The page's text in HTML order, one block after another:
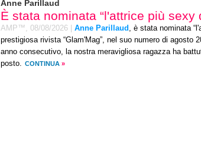
Anne Parillaud
È stata nominata “l'attrice più sexy
AMP™, 08/08/2026 Anne Parillaud , è stata nominata
prestigiosa rivista “Glam'Mag”, nel suo numero di agosto
anno consecutivo, la nostra meravigliosa ragazza ha
posto. CONTINUA »